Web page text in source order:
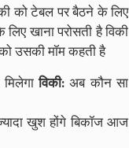
को टेबल पर बैठने के लिए
खाना परोसती है विकी
उसकी मॉम कहती है
विकी: अब कौन सा
खुश होंगे बिकॉज आज